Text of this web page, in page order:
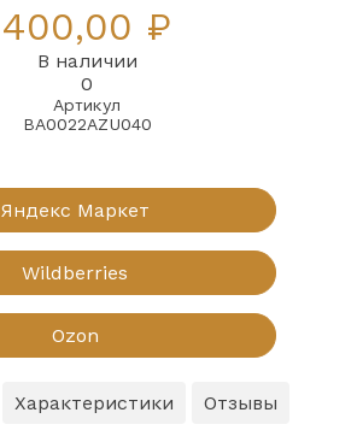
400,00 ₽
В наличии
0
Артикул
BA0022AZU040
Яндекс Маркет
Wildberries
Ozon
Характеристики Отзывы